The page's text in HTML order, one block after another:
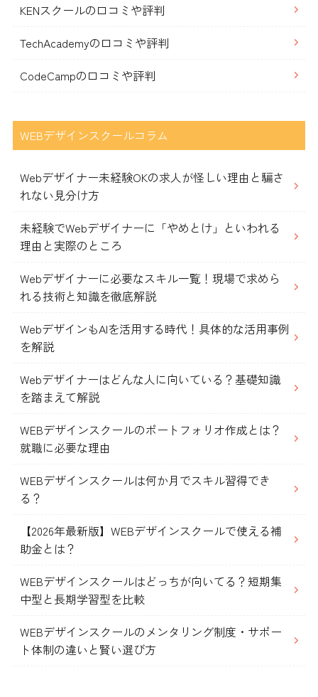
KENスクールの口コミや評判
TechAcademyの口コミや評判
CodeCampの口コミや評判
WEBデザインスクールコラム
Webデザイナー未経験OKの求人が怪しい理由と騙さ
れない見分け方
未経験でWebデザイナーに「やめとけ」といわれる
理由と実際のところ
Webデザイナーに必要なスキル一覧！現場で求めら
れる技術と知識を徹底解説
WebデザインもAIを活用する時代！具体的な活用事例
を解説
Webデザイナーはどんな人に向いている？基礎知識
を踏まえて解説
WEBデザインスクールのポートフォリオ作成とは？
就職に必要な理由
WEBデザインスクールは何か月でスキル習得でき
る？
【2026年最新版】WEBデザインスクールで使える補
助金とは？
WEBデザインスクールはどっちが向いてる？短期集
中型と長期学習型を比較
WEBデザインスクールのメンタリング制度・サポー
ト体制の違いと賢い選び方